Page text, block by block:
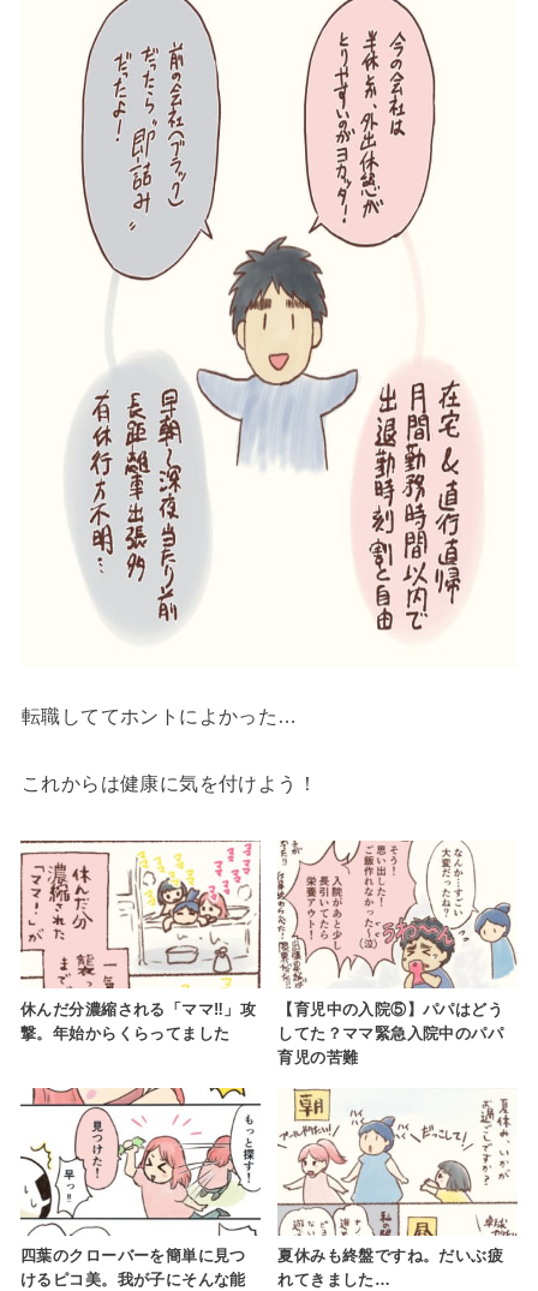
転職しててホントによかった…
これからは健康に気を付けよう！
休んだ分濃縮される「ママ‼」攻
撃。年始からくらってました
【育児中の入院⑤】パパはどう
してた？ママ緊急入院中のパパ
育児の苦難
四葉のクローバーを簡単に見つ
けるピコ美。我が子にそんな能
夏休みも終盤ですね。だいぶ疲
れてきました…